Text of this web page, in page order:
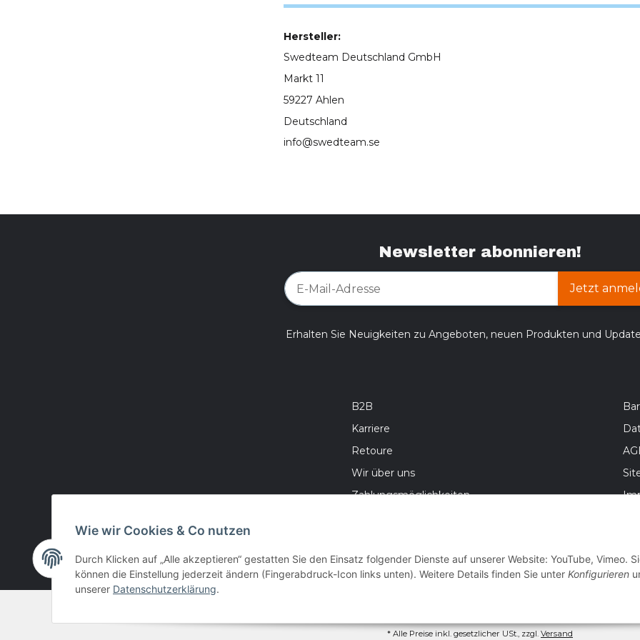
Hersteller:
Swedteam Deutschland GmbH
Markt 11
59227 Ahlen
Deutschland
info@swedteam.se
Newsletter abonnieren!
Jetzt
Erhalten Sie Neuigkeiten zu Angeboten, neuen Produkten und
B2B
Karriere
Retoure
Wir über uns
Zahlungsmöglichkeiten
* Alle Preise inkl. gesetzlicher USt., zzgl. Versand
Wie wir Cookies & Co nutzen
Durch Klicken auf „Alle akzeptieren“ gestatten Sie den Einsatz folgender Dienste auf unserer Website: YouTube, Vimeo.
können die Einstellung jederzeit ändern (Fingerabdruck-Icon links unten). Weitere Details finden Sie unter Konfigurieren
unserer Datenschutzerklärung.